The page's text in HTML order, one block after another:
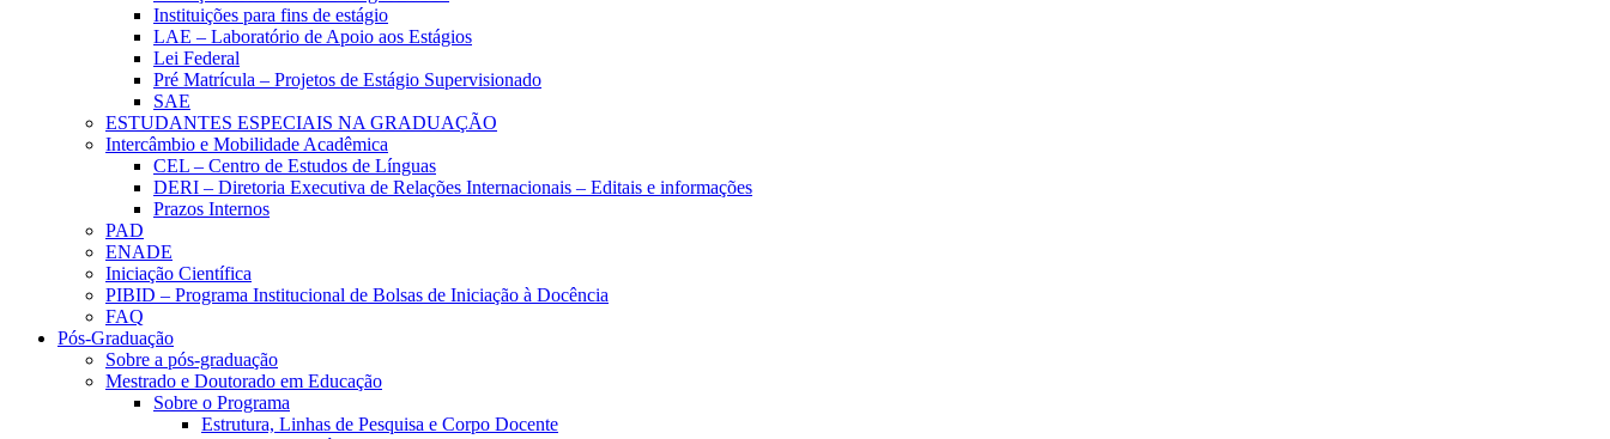
Instituições para fins de estágio
LAE – Laboratório de Apoio aos Estágios
Lei Federal
Pré Matrícula – Projetos de Estágio Supervisionado
SAE
ESTUDANTES ESPECIAIS NA GRADUAÇÃO
Intercâmbio e Mobilidade Acadêmica
CEL – Centro de Estudos de Línguas
DERI – Diretoria Executiva de Relações Internacionais – Editais e informações
Prazos Internos
PAD
ENADE
Iniciação Científica
PIBID – Programa Institucional de Bolsas de Iniciação à Docência
FAQ
Pós-Graduação
Sobre a pós-graduação
Mestrado e Doutorado em Educação
Sobre o Programa
Estrutura, Linhas de Pesquisa e Corpo Docente